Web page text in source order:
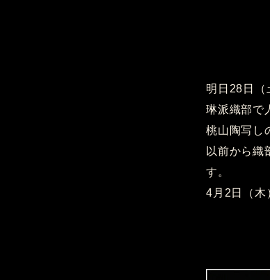
明日28日（
琳派織部で
桃山陶写し
以前から織
す。
4月2日（木